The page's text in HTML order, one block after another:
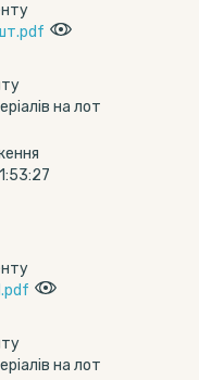
на лот
на лот